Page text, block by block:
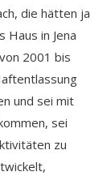
die hätten ja
Haus in Jena
2001 bis
und sei mit
sei
zu